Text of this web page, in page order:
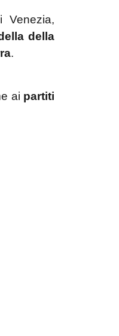
Venezia,
della
.
ai partiti